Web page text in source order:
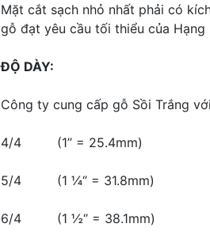
Mặt cắt sạch nhỏ nhất phải có
gỗ đạt yêu cầu tối thiểu của
ĐỘ DÀY:
Công ty cung cấp gỗ Sồi Trắng
4/4 (1’’ = 25.4mm)
5/4 (1 ¼‘’ = 31.8mm)
6/4 (1 ½‘’ = 38.1mm)